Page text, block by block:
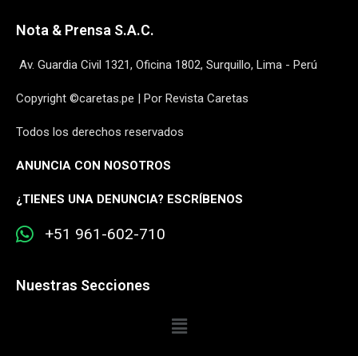
Nota & Prensa S.A.C.
Av. Guardia Civil 1321, Oficina 1802, Surquillo, Lima - Perú
Copyright ©caretas.pe | Por Revista Caretas
Todos los derechos reservados
ANUNCIA CON NOSOTROS
¿TIENES UNA DENUNCIA? ESCRÍBENOS
+51 961-602-710
Nuestras Secciones